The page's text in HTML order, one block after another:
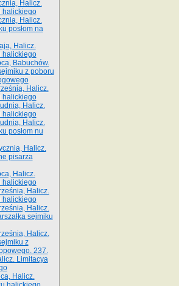
Halicz.
halickiego
Halicz.
posłom na
Halicz.
halickiego
Babuchów.
z poboru
Halicz.
halickiego
Halicz.
halickiego
Halicz.
posłom nu
Halicz.
pisarza
Halicz.
halickiego
Halicz.
halickiego
Halicz.
sejmiku
Halicz.
z
237.
Limitacya
Halicz.